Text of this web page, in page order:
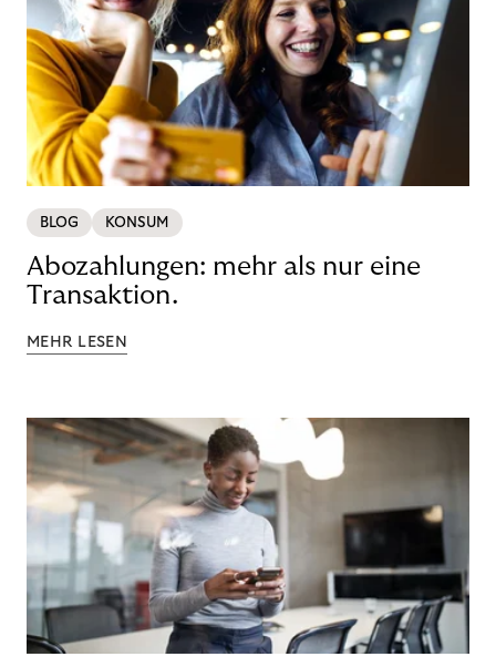
BLOG KONSUM
Abozahlungen: mehr als nur eine
Transaktion.
MEHR LESEN